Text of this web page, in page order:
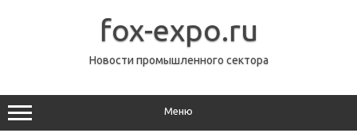
fox-expo.ru
Новости промышленного сектора
Меню